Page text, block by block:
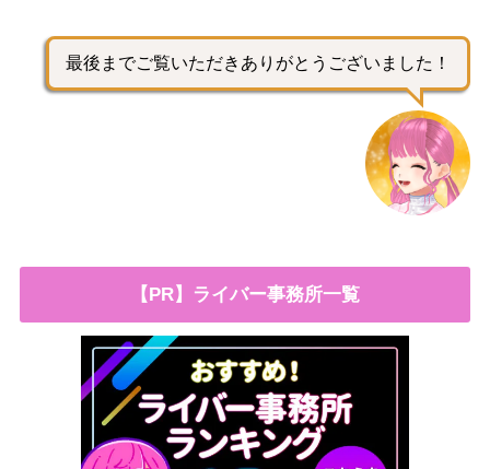
最後までご覧いただきありがとうございました！
【PR】ライバー事務所一覧